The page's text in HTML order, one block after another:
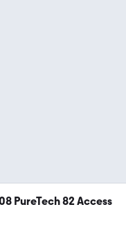
PureTech 82 Access